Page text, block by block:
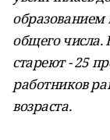
образованием
общего числа.
стареют - 25
работников
возраста.